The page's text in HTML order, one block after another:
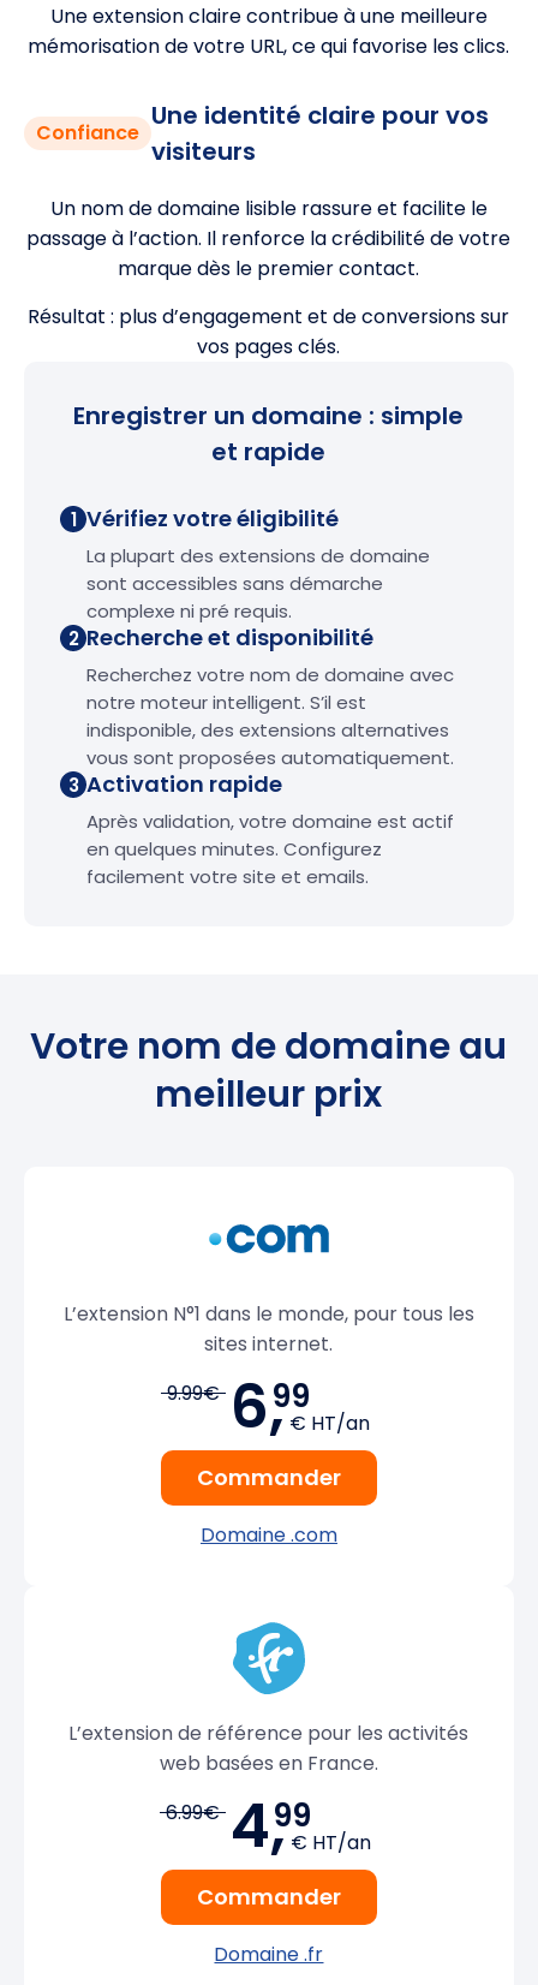
Une extension claire contribue à une meilleure
mémorisation de votre URL, ce qui favorise les clics.
Confiance
Une identité claire pour vos
visiteurs
Un nom de domaine lisible rassure et facilite le
passage à l’action. Il renforce la crédibilité de votre
marque dès le premier contact.
Résultat : plus d’engagement et de conversions sur
vos pages clés.
Enregistrer un domaine : simple
et rapide
1 Vérifiez votre éligibilité
La plupart des extensions de domaine
sont accessibles sans démarche
complexe ni pré requis.
2 Recherche et disponibilité
Recherchez votre nom de domaine avec
notre moteur intelligent. S’il est
indisponible, des extensions alternatives
vous sont proposées automatiquement.
3 Activation rapide
Après validation, votre domaine est actif
en quelques minutes. Configurez
facilement votre site et emails.
Votre nom de domaine au
meilleur prix
L’extension N°1 dans le monde, pour tous les
sites internet.
9.99€ 6,99
€ HT/an
Commander
Domaine .com
L’extension de référence pour les activités
web basées en France.
6.99€ 4,99
€ HT/an
Commander
Domaine .fr